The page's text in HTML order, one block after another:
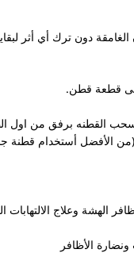
دون ترك أي أثر
الهشة وعلاج الالتهابات
الأظافر